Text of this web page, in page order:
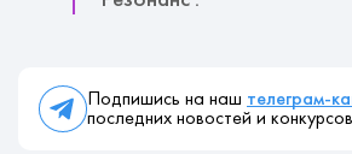
Подпишись на наш телеграм-
последних новостей и